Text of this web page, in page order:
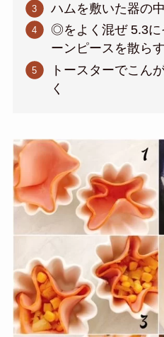
ハムを敷いた器の
◎をよく混ぜ 5.3に
ーンピースを散らす
トースターでこん
く